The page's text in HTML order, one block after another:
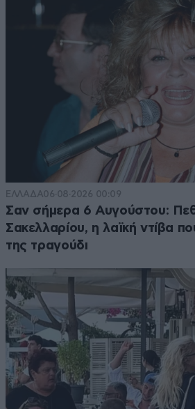
ΕΛΛΑΔΑ06·08·2026 00:09
Σαν σήμερα 6 Αυγούστου:
Σακελλαρίου, η λαϊκή ντίβα
της τραγούδι